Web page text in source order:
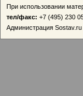
При использовании
тел/факс: +7 (495) 230
Администрация